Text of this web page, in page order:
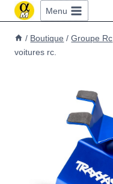
Aller
au
contenu
Menu
/ Boutique / Groupe Rc
voitures rc.